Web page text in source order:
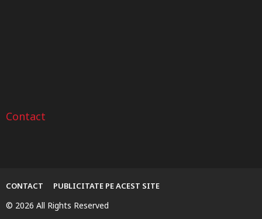
Contact
CONTACT PUBLICITATE PE ACEST SITE
© 2026 All Rights Reserved